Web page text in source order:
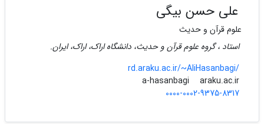
علی حسن بیگی
علوم قرآن و حدیث
استاد ، گروه علوم قرآن و حدیث، دانشگاه اراک، اراک، ایران.
rd.araku.ac.ir/~AliHasanbagi/
a-hasanbagi
araku.ac.ir
0000-0002-9375-8317